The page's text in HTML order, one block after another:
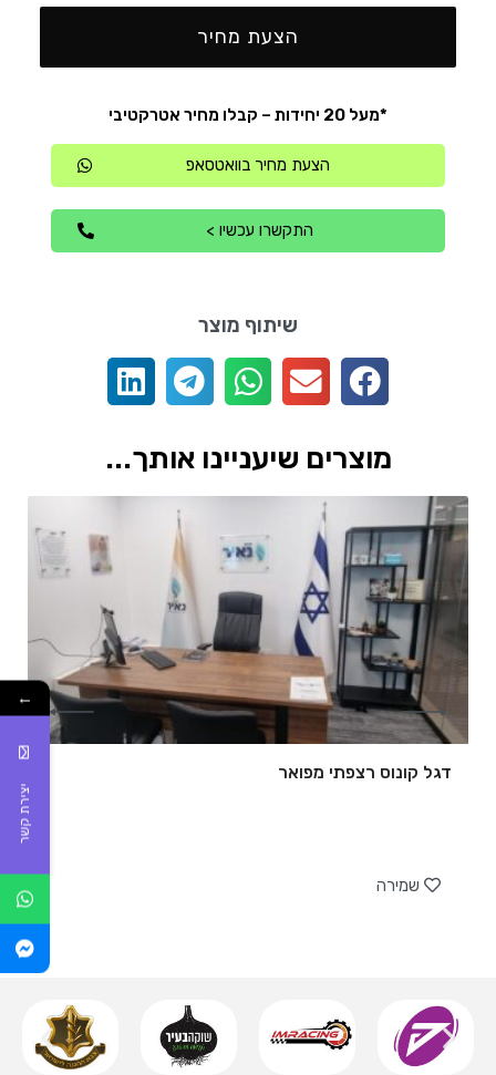
הצעת מחיר
*מעל 20 יחידות – קבלו מחיר אטרקטיבי
הצעת מחיר בוואטסאפ
התקשרו עכשיו >
שיתוף מוצר
מוצרים שיעניינו אותך...
דגל קונוס רצפתי מפואר
שמירה
←
יצירת קשר